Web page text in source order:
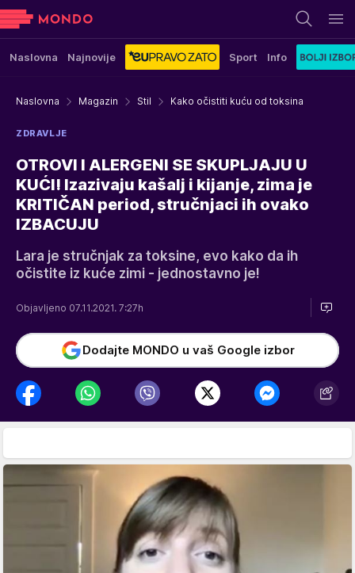
Naslovna Najnovije Sport Info
Naslovna Magazin Stil Kako očistiti kuću od toksina
ZDRAVLJE
OTROVI I ALERGENI SE SKUPLJAJU U
KUĆI! Izazivaju kašalj i kijanje, zima je
KRITIČAN period, stručnjaci ih ovako
IZBACUJU
Lara je stručnjak za toksine, evo kako da ih
očistite iz kuće zimi - jednostavno je!
Objavljeno 07.11.2021. 7:27h
Dodajte MONDO u vaš Google izbor